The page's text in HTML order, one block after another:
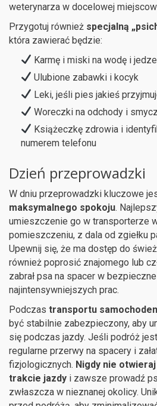
weterynarza w docelowej
Przygotuj również specjalną
która zawierać będzie:
Karmę i miski na wodę i
Ulubione zabawki i kocyk
Leki, jeśli pies jakieś
Woreczki na odchody i smycz
Książeczkę zdrowia i
numerem telefonu
Dzień przeprowadzki
W dniu przeprowadzki kluczowe
maksymalnego spokoju.
umieszczenie go w transporterze
pomieszczeniu, z dala od zgiełku
Upewnij się, że ma dostęp do
również poprosić znajomego lub
zabrał psa na spacer w
najintensywniejszych prac.
Podczas transportu
być stabilnie zabezpieczony, aby
się podczas jazdy. Jeśli podróż jest
regularne przerwy na spacery i
fizjologicznych. Nigdy nie
trakcie jazdy i zawsze prowadź
zwłaszcza w nieznanej okolicy.